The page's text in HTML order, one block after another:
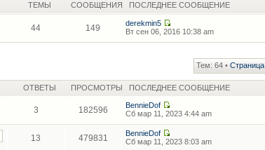
ТЕМЫ СООБЩЕНИЯ ПОСЛЕДНЕЕ СООБЩЕНИЕ
44 149
derekmin5
Вт сен 06, 2016 10:38 am
Тем: 64 • Страница
ОТВЕТЫ ПРОСМОТРЫ ПОСЛЕДНЕЕ СООБЩЕНИЕ
3 182596
BennieDof
Сб мар 11, 2023 4:44 am
13 479831
BennieDof
Сб мар 11, 2023 8:03 am